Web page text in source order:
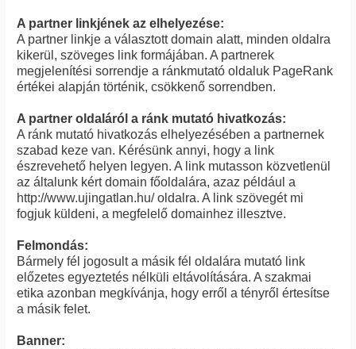
A partner linkjének az elhelyezése:
A partner linkje a választott domain alatt, minden oldalra
kikerül, szöveges link formájában. A partnerek
megjelenítési sorrendje a ránkmutató oldaluk PageRank
értékei alapján történik, csökkenő sorrendben.
A partner oldaláról a ránk mutató hivatkozás:
A ránk mutató hivatkozás elhelyezésében a partnernek
szabad keze van. Kérésünk annyi, hogy a link
észrevehető helyen legyen. A link mutasson közvetlenül
az általunk kért domain főoldalára, azaz például a
http://www.ujingatlan.hu/ oldalra. A link szövegét mi
fogjuk küldeni, a megfelelő domainhez illesztve.
Felmondás:
Bármely fél jogosult a másik fél oldalára mutató link
előzetes egyeztetés nélküli eltávolítására. A szakmai
etika azonban megkívánja, hogy erről a tényről értesítse
a másik felet.
Banner: